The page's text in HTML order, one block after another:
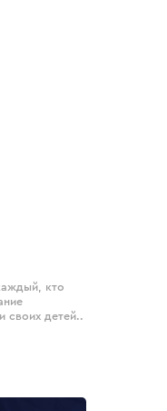
кто
своих детей..